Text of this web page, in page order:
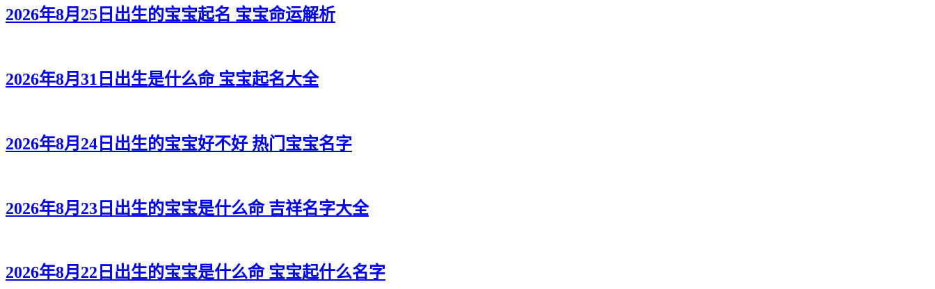
2026年8月25日出生的宝宝起名 宝宝命运解析
2026年8月31日出生是什么命 宝宝起名大全
2026年8月24日出生的宝宝好不好 热门宝宝名字
2026年8月23日出生的宝宝是什么命 吉祥名字大全
2026年8月22日出生的宝宝是什么命 宝宝起什么名字